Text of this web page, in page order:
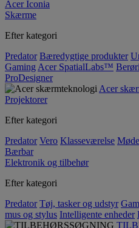
Acer Iconia
Skærme
Efter kategori
Predator Bæredygtige produkter
Gaming Acer SpatialLabs™
ProDesigner
Acer
Projektorer
Efter kategori
Predator Vero Klasseværelse
Bærbar
Elektronik og tilbehør
Efter kategori
Predator Tøj, tasker og udstyr
mus og stylus Intelligente enheder